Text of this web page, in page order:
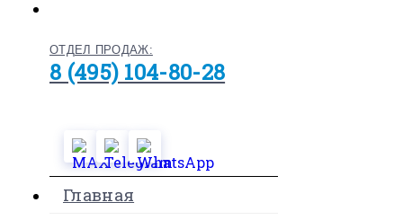
ОТДЕЛ ПРОДАЖ:
8 (495) 104-80-28
Главная